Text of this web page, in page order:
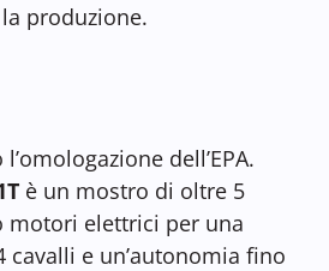
produzione.
dell’EPA.
è un mostro di oltre 5
motori elettrici per una
cavalli e un’autonomia fino